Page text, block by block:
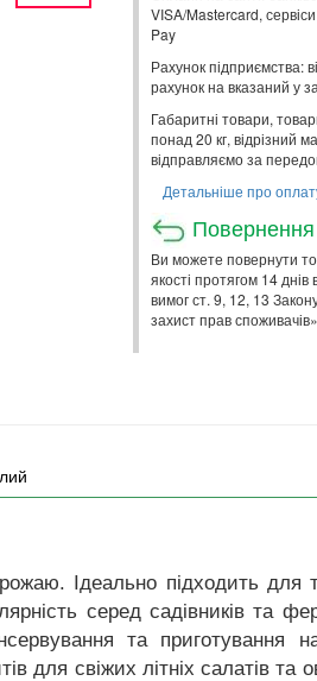
VISA/Mastercard,
Pay
Рахунок підприємства:
рахунок на вказаний у
Габаритні товари,
понад 20 кг, відрізний
відправляємо за
Детальніше про
Повернення
Ви можете повернути
якості протягом 14 днів
вимог ст. 9, 12, 13
захист прав споживачів»
Ідеально підходить для
серед садівників та
та приготування
для свіжих літніх салатів та